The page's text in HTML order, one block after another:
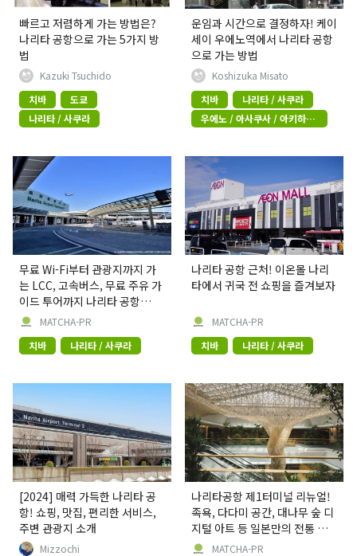
빠르고 저렴하게 가는 방법은?
나리타 공항으로 가는 5가지 방
법
Kazuki Tsuchido
치바
도쿄
나리타 / 사쿠라
운임과 시간으로 결정하자! 케이
세이 우에노역에서 나리타 공항
으로 가는 방법
Koshizuka Misato
치바
나리타 / 사쿠라
우에노 / 아사쿠사 / 아키하바
라
무료 Wi-Fi부터 관광지까지 가
는 LCC, 고속버스, 무료 주유 가
이드 투어까지 나리타 공항
100% 활용하는 법!
MATCHA-PR
치바
나리타 / 사쿠라
나리타 공항 근처! 이온몰 나리
타에서 귀국 전 쇼핑을 즐겨보자
MATCHA-PR
치바
나리타 / 사쿠라
[2024] 매력 가득한 나리타 공
항! 쇼핑, 맛집, 편리한 서비스,
주변 관광지 소개
Mizzochi
나리타공항 제1터미널 리뉴얼!
족욕, 다다미 공간, 대나무 숲 디
지털 아트 등 일본만의 전통 문
화와 첨단 기술의 융합을 선보이
MATCHA-PR